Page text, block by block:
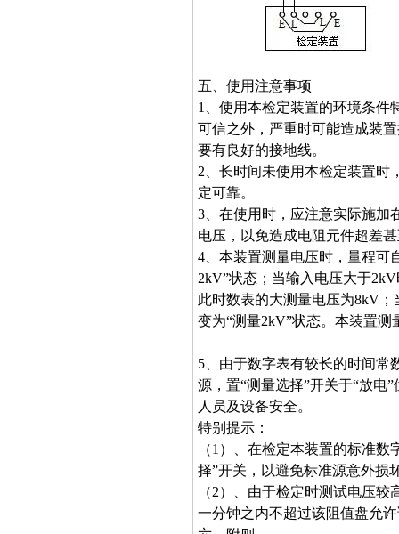
五、使用注意事项
1、使用本检定装置的环境条件
可信之外，严重时可能造成装
要有良好的接地线。
2、长时间未使用本检定装置时
定可靠。
3、在使用时，应注意实际施加
电压，以免造成电阻元件超差
4、本装置测量电压时，量程可
2kV”状态；当输入电压大于
此时数表的大测量电压为8kV
变为“测量2kV”状态。本装置
5、由于数字表有较长的时间常
源，置“测量选择”开关于“放电
人员及设备安全。
特别提示：
（1）、 在检定本装置的标准数
择”开关，以避免标准源意外损
（2）、 由于检定时测试电压较
一分钟之内不超过该阻值盘允